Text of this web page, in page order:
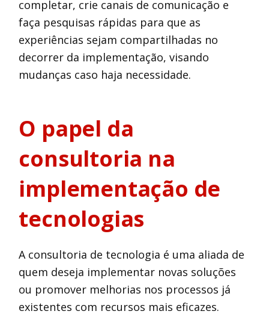
completar, crie canais de comunicação e
faça pesquisas rápidas para que as
experiências sejam compartilhadas no
decorrer da implementação, visando
mudanças caso haja necessidade.
O papel da
consultoria na
implementação de
tecnologias
A consultoria de tecnologia é uma aliada de
quem deseja implementar novas soluções
ou promover melhorias nos processos já
existentes com recursos mais eficazes.